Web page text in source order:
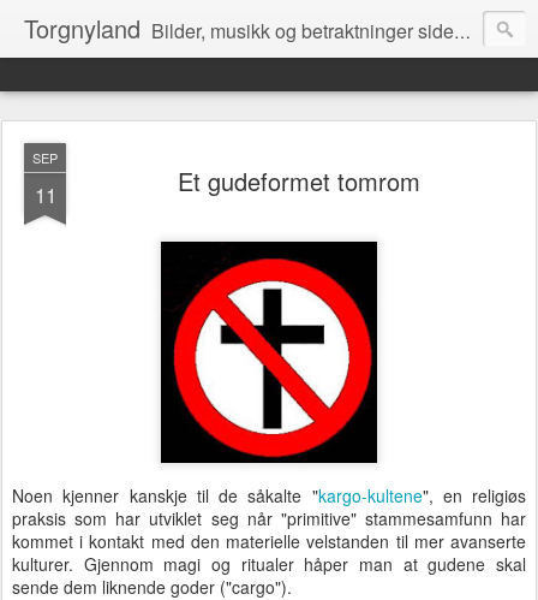
Torgnyland Bilder, musikk og betraktninger siden 2008
SEP
11 Et gudeformet tomrom
Noen kjenner kanskje til de såkalte "kargo-kultene", en religiøs
praksis som har utviklet seg når "primitive" stammesamfunn har
kommet i kontakt med den materielle velstanden til mer avanserte
kulturer. Gjennom magi og ritualer håper man at gudene skal
sende dem liknende goder ("cargo").